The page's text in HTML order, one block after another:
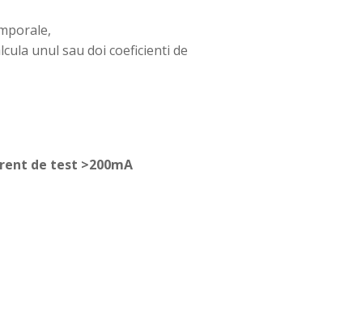
unul sau doi coeficienti de
de test >200mA